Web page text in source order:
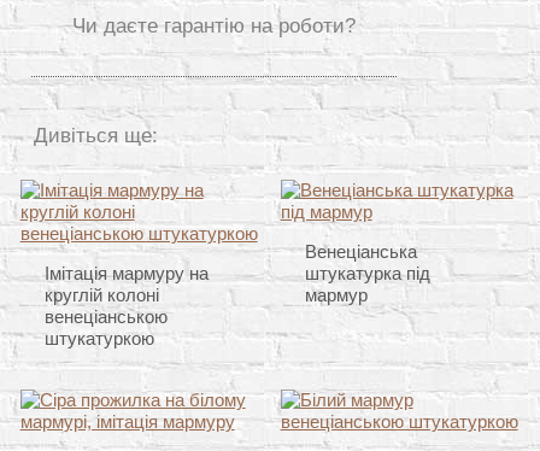
Чи даєте гарантію на роботи?
Дивіться ще:
Імітація мармуру на
круглій колоні
венеціанською
штукатуркою
Венеціанська
штукатурка під
мармур